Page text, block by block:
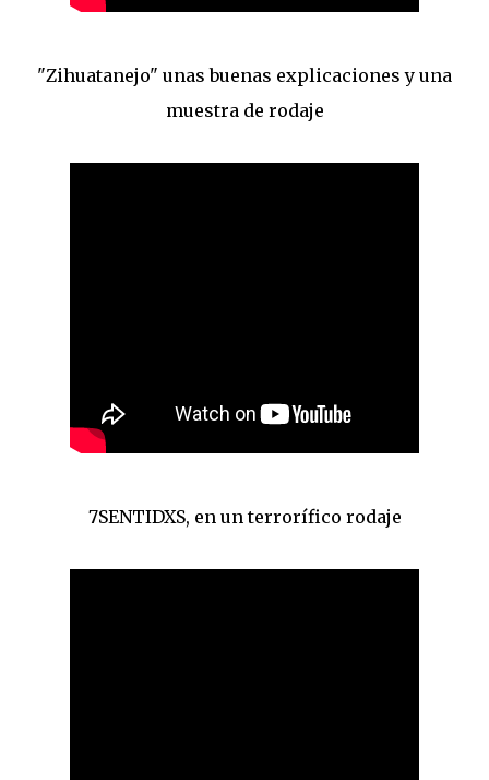
"Zihuatanejo" unas buenas explicaciones y una
muestra de rodaje
7SENTIDXS, en un terrorífico rodaje